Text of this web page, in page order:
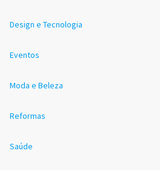
Design e Tecnologia
Eventos
Moda e Beleza
Reformas
Saúde